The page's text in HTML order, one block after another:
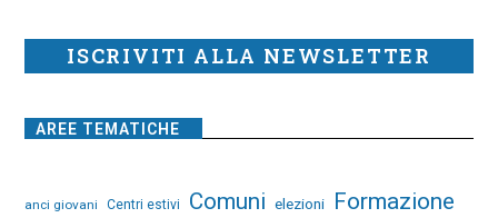
ISCRIVITI ALLA NEWSLETTER
AREE TEMATICHE
anci giovani Centri estivi Comuni elezioni Formazione